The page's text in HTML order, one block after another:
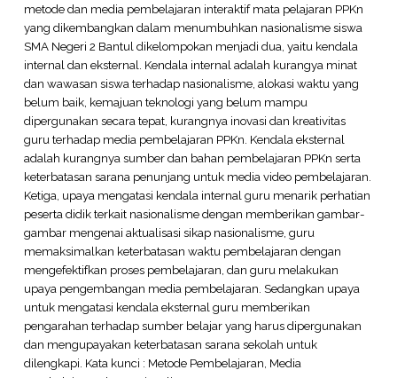
metode dan media pembelajaran interaktif mata pelajaran PPKn
yang dikembangkan dalam menumbuhkan nasionalisme siswa
SMA Negeri 2 Bantul dikelompokan menjadi dua, yaitu kendala
internal dan eksternal. Kendala internal adalah kurangya minat
dan wawasan siswa terhadap nasionalisme, alokasi waktu yang
belum baik, kemajuan teknologi yang belum mampu
dipergunakan secara tepat, kurangnya inovasi dan kreativitas
guru terhadap media pembelajaran PPKn. Kendala eksternal
adalah kurangnya sumber dan bahan pembelajaran PPKn serta
keterbatasan sarana penunjang untuk media video pembelajaran.
Ketiga, upaya mengatasi kendala internal guru menarik perhatian
peserta didik terkait nasionalisme dengan memberikan gambar-
gambar mengenai aktualisasi sikap nasionalisme, guru
memaksimalkan keterbatasan waktu pembelajaran dengan
mengefektifkan proses pembelajaran, dan guru melakukan
upaya pengembangan media pembelajaran. Sedangkan upaya
untuk mengatasi kendala eksternal guru memberikan
pengarahan terhadap sumber belajar yang harus dipergunakan
dan mengupayakan keterbatasan sarana sekolah untuk
dilengkapi. Kata kunci : Metode Pembelajaran, Media